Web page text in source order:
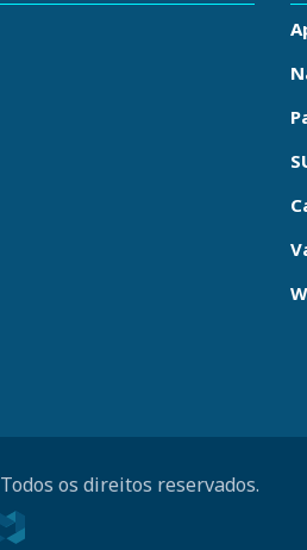
Todos os direitos reservados.